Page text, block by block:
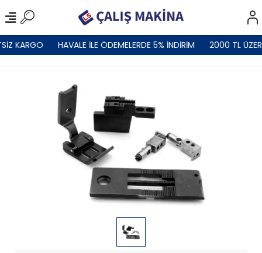
KARGO HAVALE İLE ÖDEMELERDE 5% İNDİRİM 2000 TL